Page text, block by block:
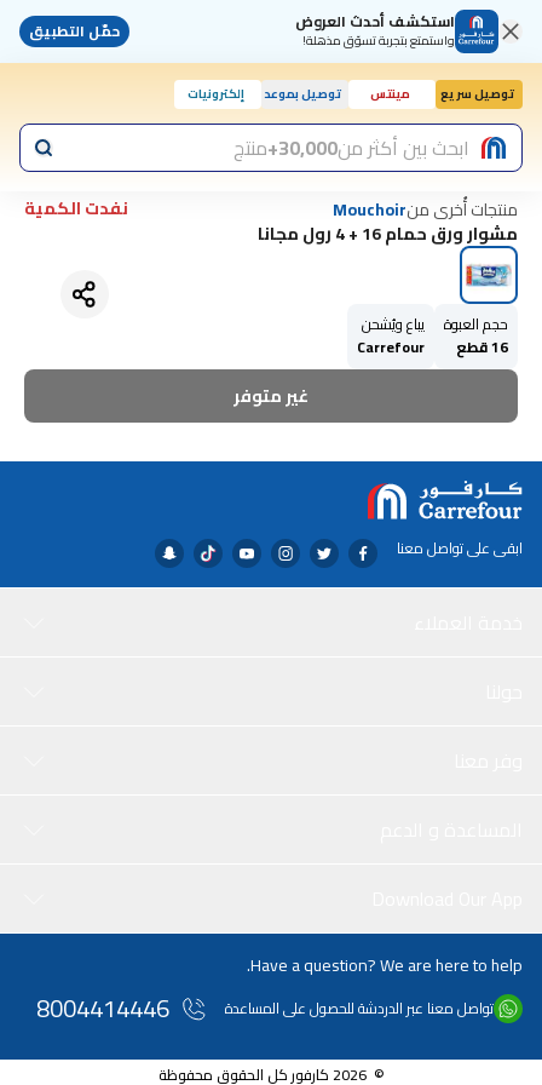
استكشف أحدث العروض
واستمتع بتجربة تسوّق مذهلة! حمّل التطبيق
توصيل سريع مينتس توصيل بموعد إلكترونيات
ابحث بين أكثر من30,000+ منتج
منتجات أُخرى منMouchoir
نفدت الكمية
مشوار ورق حمام 16 + 4 رول مجانا
حجم العبوة
16 قطع
يباع ويُشحن
Carrefour
غير متوفر
ابقى على تواصل معنا
Have a question? We are here to help.
تواصل معنا عبر الدردشة للحصول على المساعدة 8004414446
© 2026 كارفور كل الحقوق محفوظة